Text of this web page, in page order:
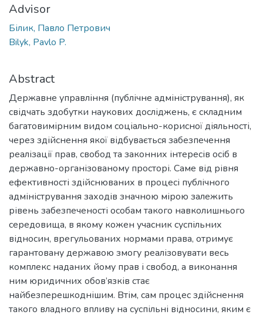
Advisor
Білик, Павло Петрович
Bilyk, Pavlo P.
Abstract
Державне управління (публічне адміністрування), як
свідчать здобутки наукових досліджень, є складним
багатовимірним видом соціально-корисної діяльності,
через здійснення якої відбувається забезпечення
реалізації прав, свобод та законних інтересів осіб в
державно-організованому просторі. Саме від рівня
ефективності здійснюваних в процесі публічного
адміністрування заходів значною мірою залежить
рівень забезпеченості особам такого навколишнього
середовища, в якому кожен учасник суспільних
відносин, врегульованих нормами права, отримує
гарантовану державою змогу реалізовувати весь
комплекс наданих йому прав і свобод, а виконання
ним юридичних обов’язків стає
найбезперешкоднішим. Втім, сам процес здійснення
такого владного впливу на суспільні відносини, яким є